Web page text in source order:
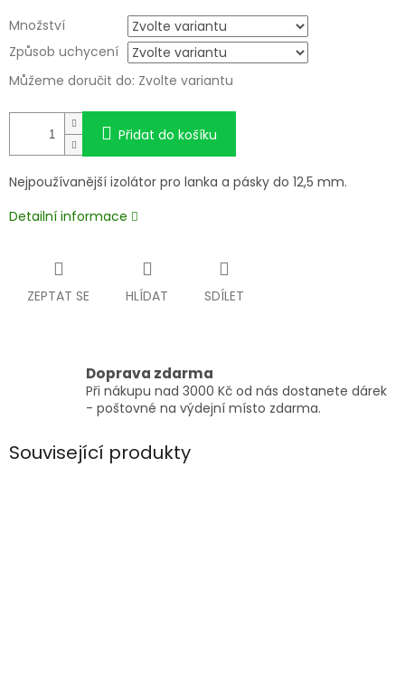
Množství
Způsob uchycení
Můžeme doručit do: Zvolte variantu
Přidat do košíku
Nejpoužívanější izolátor pro lanka a pásky do 12,5 mm.
Detailní informace
ZEPTAT SE HLÍDAT SDÍLET
Doprava zdarma
Při nákupu nad 3000 Kč od nás dostanete dárek
- poštovné na výdejní místo zdarma.
Související produkty